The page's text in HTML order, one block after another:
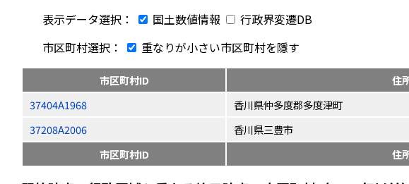
表示データ選択：
国土数値情報
行政界変遷DB
市区町村選択：
重なりが小さい市区町村を隱す
市区町村ID 住
37404A1968
香川県仲多度郡多度津町
37208A2006 香川県三豊市
市区町村ID 住